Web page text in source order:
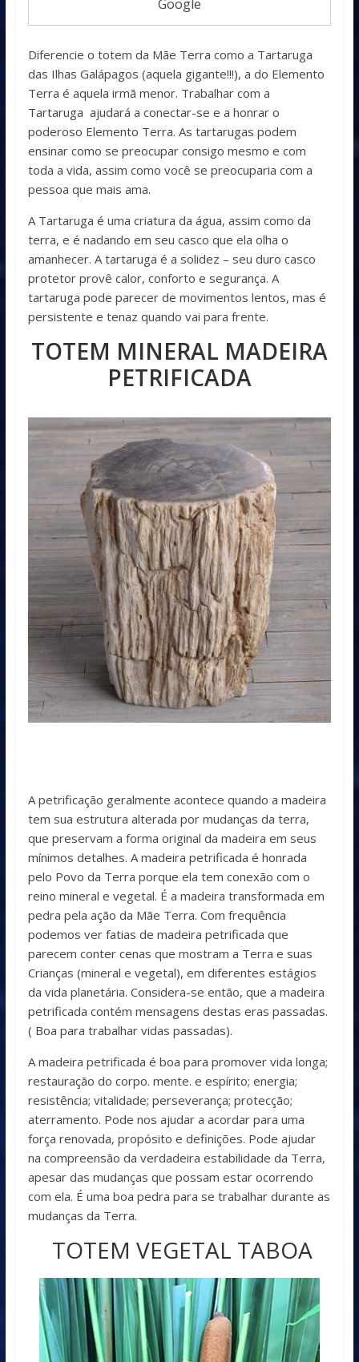
Google
Diferencie o totem da Mãe Terra como a Tartaruga
das Ilhas Galápagos (aquela gigante!!!), a do Elemento
Terra é aquela irmã menor. Trabalhar com a
Tartaruga ajudará a conectar-se e a honrar o
poderoso Elemento Terra. As tartarugas podem
ensinar como se preocupar consigo mesmo e com
toda a vida, assim como você se preocuparia com a
pessoa que mais ama.
A Tartaruga é uma criatura da água, assim como da
terra, e é nadando em seu casco que ela olha o
amanhecer. A tartaruga é a solidez – seu duro casco
protetor provê calor, conforto e segurança. A
tartaruga pode parecer de movimentos lentos, mas é
persistente e tenaz quando vai para frente.
TOTEM MINERAL MADEIRA
PETRIFICADA
A petrificação geralmente acontece quando a madeira
tem sua estrutura alterada por mudanças da terra,
que preservam a forma original da madeira em seus
mínimos detalhes. A madeira petrificada é honrada
pelo Povo da Terra porque ela tem conexão com o
reino mineral e vegetal. É a madeira transformada em
pedra pela ação da Mãe Terra. Com frequência
podemos ver fatias de madeira petrificada que
parecem conter cenas que mostram a Terra e suas
Crianças (mineral e vegetal), em diferentes estágios
da vida planetária. Considera-se então, que a madeira
petrificada contém mensagens destas eras passadas.
( Boa para trabalhar vidas passadas).
A madeira petrificada é boa para promover vida longa;
restauração do corpo. mente. e espírito; energia;
resistência; vitalidade; perseverança; protecção;
aterramento. Pode nos ajudar a acordar para uma
força renovada, propósito e definições. Pode ajudar
na compreensão da verdadeira estabilidade da Terra,
apesar das mudanças que possam estar ocorrendo
com ela. É uma boa pedra para se trabalhar durante as
mudanças da Terra.
TOTEM VEGETAL TABOA